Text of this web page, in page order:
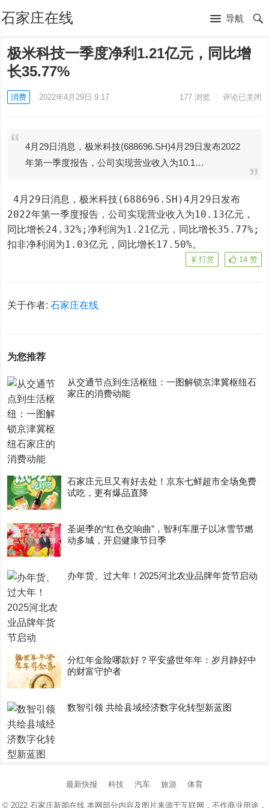
石家庄在线 导航
极米科技一季度净利1.21亿元，同比增
长35.77%
消费 2022年4月29日 9:17 177浏览 评论已关闭
4月29日消息，极米科技(688696.SH)4月29日发布2022
年第一季度报告，公司实现营业收入为10.1…
4月29日消息，极米科技(688696.SH)4月29日发布
2022年第一季度报告，公司实现营业收入为10.13亿元，
同比增长24.32%;净利润为1.21亿元，同比增长35.77%;
扣非净利润为1.03亿元，同比增长17.50%。
14 赞
打赏
关于作者:石家庄在线
为您推荐
从交通节点到生活枢纽：一图解锁京津冀枢纽石
家庄的消费动能
石家庄元旦又有好去处！京东七鲜超市全场免费
试吃，更有爆品直降
圣诞季的“红色交响曲”，智利车厘子以冰雪节燃
动多城，开启健康节日季
办年货、过大年！2025河北农业品牌年货节启动
分红年金险哪款好？平安盛世年年：岁月静好中
的财富守护者
数智引领 共绘县域经济数字化转型新蓝图
最新快报 科技 汽车 旅游 体育
© 2022 石家庄新闻在线本网部分内容及图片来源于互联网，不作商业用途，